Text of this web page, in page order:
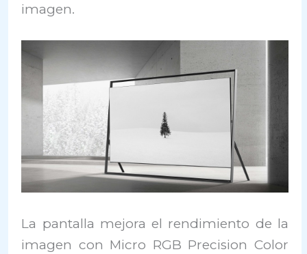
imagen.
La pantalla mejora el rendimiento de la
imagen con Micro RGB Precision Color